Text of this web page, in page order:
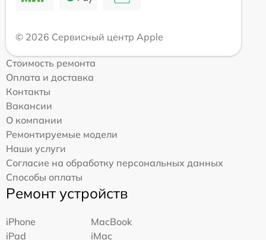
© 2026 Сервисный центр Apple
Стоимость ремонта
Оплата и доставка
Контакты
Вакансии
О компании
Ремонтируемые модели
Наши услуги
Согласие на обработку персональных данных
Способы оплаты
Ремонт устройств
iPhone
MacBook
iPad
iMac